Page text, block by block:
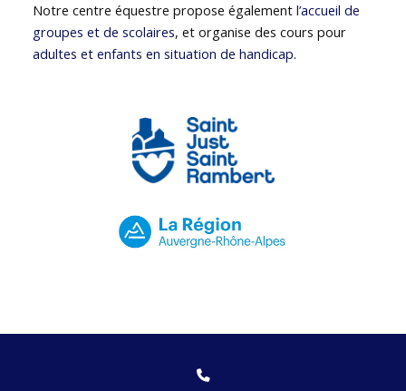
Notre centre équestre propose égalementl’accueil de
groupes et de scolaires, et organise des cours pour
adultes et enfants en situation de handicap.